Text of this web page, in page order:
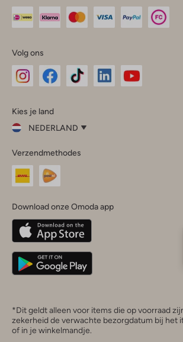
Volg ons
InstagramFacebook
Kies je land
NEDERLAND
je
land
Nederland
Belgique(Français)
Deutschland
Verzendmethodes
Download onze Omoda app
*Dit geldt alleen voor items die op voorraad
zekerheid de verwachte bezorgdatum bij het
of in je winkelmandje.